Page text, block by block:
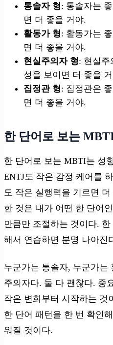
통솔자 형: 통솔자는
면 더 좋을 거야.
활동가 형: 활동가는
면 더 좋을 거야.
현실주의자 형: 현실주
성을 보이면 더 좋을
집정관 형: 집정관은
면 더 좋을 거야.
한 단어로 보는
한 단어로 보는 MBTI는 성
ENTJ도 작은 감정 케어를
도 작은 실행력을 기르면
한 것은 내가 어떤 한 단어
만큼만 조절하는 것이다.
해서 연습하면 분명 나아진
누군가는 통솔자, 누군가는
주의자다. 둘 다 괜찮다. 중
작은 변화부터 시작하는 것
한 단어 패턴을 한 번 확인
워질 것이다.